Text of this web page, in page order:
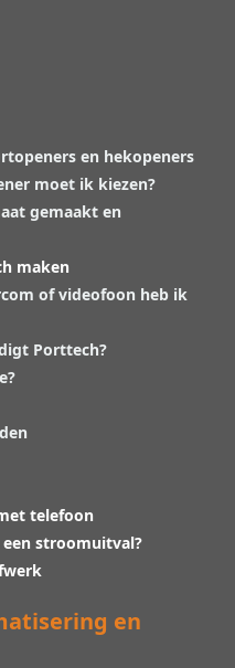
en hekopeners
moet ik kiezen?
gemaakt en
maken
of videofoon heb ik
Porttech?
telefoon
stroomuitval?
en